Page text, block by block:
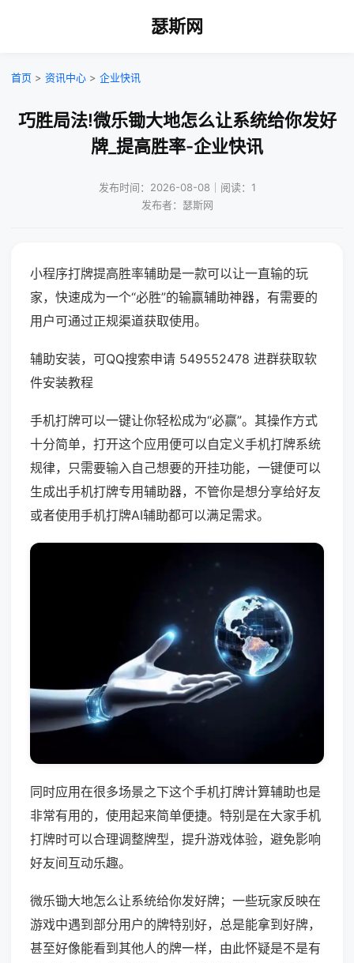
瑟斯网
首页 > 资讯中心 > 企业快讯
巧胜局法!微乐锄大地怎么让系统给你发好
牌_提高胜率-企业快讯
发布时间：2026-08-08｜阅读：1
发布者：瑟斯网
小程序打牌提高胜率辅助是一款可以让一直输的玩
家，快速成为一个“必胜”的输赢辅助神器，有需要的
用户可通过正规渠道获取使用。
辅助安装，可QQ搜索申请 549552478 进群获取软
件安装教程
手机打牌可以一键让你轻松成为“必赢”。其操作方式
十分简单，打开这个应用便可以自定义手机打牌系统
规律，只需要输入自己想要的开挂功能，一键便可以
生成出手机打牌专用辅助器，不管你是想分享给好友
或者使用手机打牌AI辅助都可以满足需求。
同时应用在很多场景之下这个手机打牌计算辅助也是
非常有用的，使用起来简单便捷。特别是在大家手机
打牌时可以合理调整牌型，提升游戏体验，避免影响
好友间互动乐趣。
微乐锄大地怎么让系统给你发好牌；一些玩家反映在
游戏中遇到部分用户的牌特别好，总是能拿到好牌，
甚至好像能看到其他人的牌一样，由此怀疑是不是有